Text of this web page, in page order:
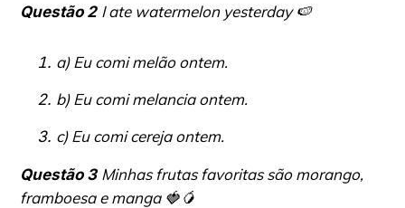
Questão 2 I ate watermelon yesterday🍉
a) Eu comi melão ontem.
b) Eu comi melancia ontem.
c) Eu comi cereja ontem.
Questão 3 Minhas frutas favoritas são morango,
framboesa e manga 🍓🥭